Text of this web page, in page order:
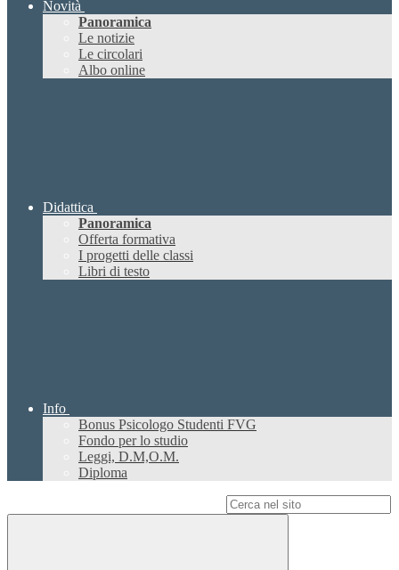
Novità
Panoramica
Le notizie
Le circolari
Albo online
Didattica
Panoramica
Offerta formativa
I progetti delle classi
Libri di testo
Info
Bonus Psicologo Studenti FVG
Fondo per lo studio
Leggi, D.M,O.M.
Diploma